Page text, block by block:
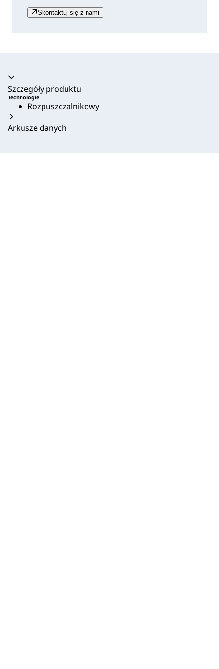
Skontaktuj się z nami
Akordeon zwinięty
Szczegóły produktu
Technologie
Rozpuszczalnikowy
Arkusze danych